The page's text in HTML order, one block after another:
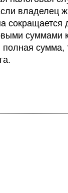
владелец
суммами
сумма,